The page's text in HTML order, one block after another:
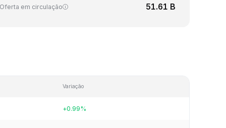
Oferta em circulação 51.61 B
Variação
+0.99%